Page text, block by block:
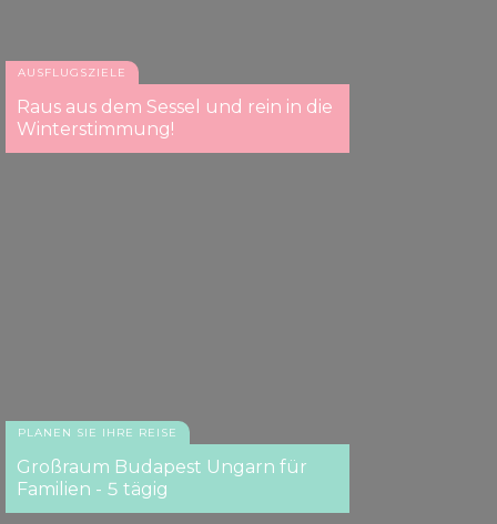
AUSFLUGSZIELE
Raus aus dem Sessel und rein in die
Winterstimmung!
PLANEN SIE IHRE REISE
Großraum Budapest Ungarn für
Familien - 5 tägig